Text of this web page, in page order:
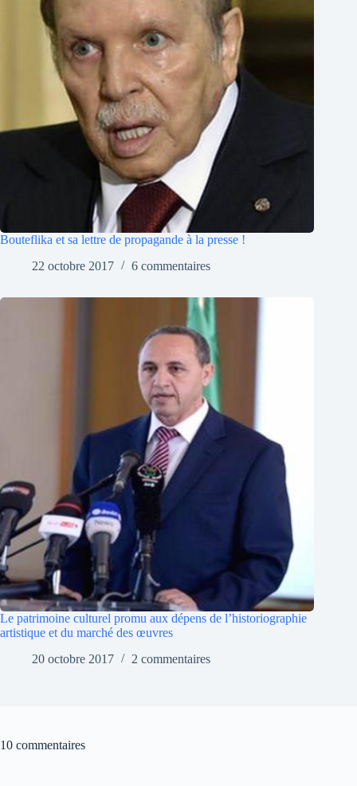
Bouteflika et sa lettre de propagande à la presse !
22 octobre 2017
6 commentaires
Le patrimoine culturel promu aux dépens de l’historiographie
artistique et du marché des œuvres
20 octobre 2017
2 commentaires
10 commentaires